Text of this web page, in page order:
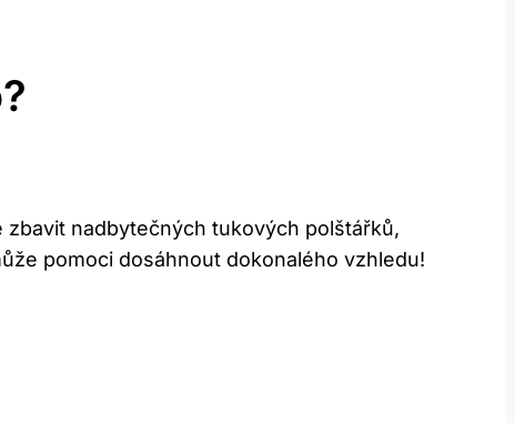
nadbytečných tukových polštářků,
pomoci dosáhnout dokonalého vzhledu!